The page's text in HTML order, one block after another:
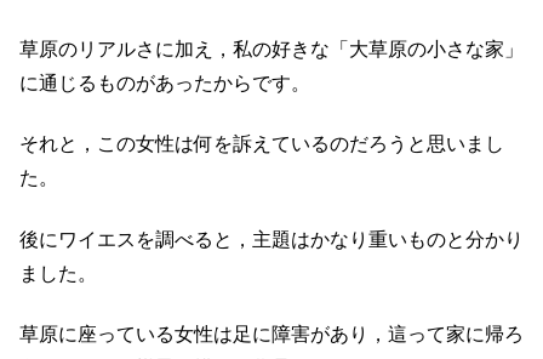
草原のリアルさに加え，私の好きな「大草原の小さな家」
に通じるものがあったからです。
それと，この女性は何を訴えているのだろうと思いまし
た。
後にワイエスを調べると，主題はかなり重いものと分かり
ました。
草原に座っている女性は足に障害があり，這って家に帰ろ